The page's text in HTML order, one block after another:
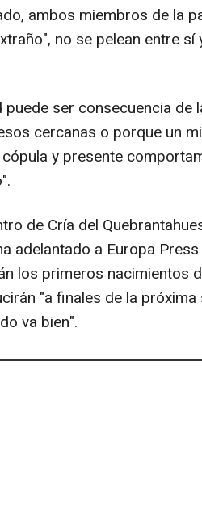
ambos miembros de la
no se pelean entre sí
ser consecuencia de
cercanas o porque un
y presente
de Cría del
adelantado a Europa
los primeros nacimientos
"a finales de la próxima
va bien".